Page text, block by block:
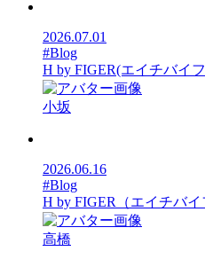
2026.07.01
#Blog
H by FIGER(エイチバイ
小坂
2026.06.16
#Blog
H by FIGER（エイチバ
高橋